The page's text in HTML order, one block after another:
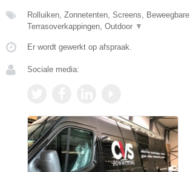
Rolluiken, Zonnetenten, Screens, Beweegbare
Terrasoverkappingen, Outdoor ▼
Er wordt gewerkt op afspraak.
Sociale media: